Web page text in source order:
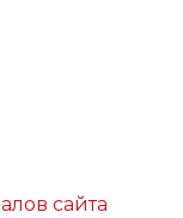
сайта